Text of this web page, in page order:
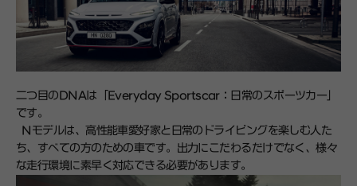
二つ目のDNAは「Everyday Sportscar：日常のスポーツカー」
です。
Nモデルは、高性能車愛好家と日常のドライビングを楽しむ人た
ち、すべての方のための車です。出力にこだわるだけでなく、様々
な走行環境に素早く対応できる必要があります。